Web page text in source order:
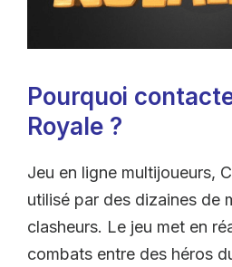
Pourquoi
Royale ?
Jeu en ligne multijoueurs,
utilisé par des dizaines de
clasheurs. Le jeu met en
combats entre des héros